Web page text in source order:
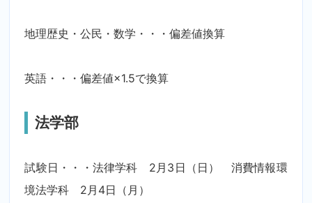
地理歴史・公民・数学・・・偏差値換算
英語・・・偏差値×1.5で換算
法学部
試験日・・・法律学科 2月3日（日） 消費情報環
境法学科 2月4日（月）